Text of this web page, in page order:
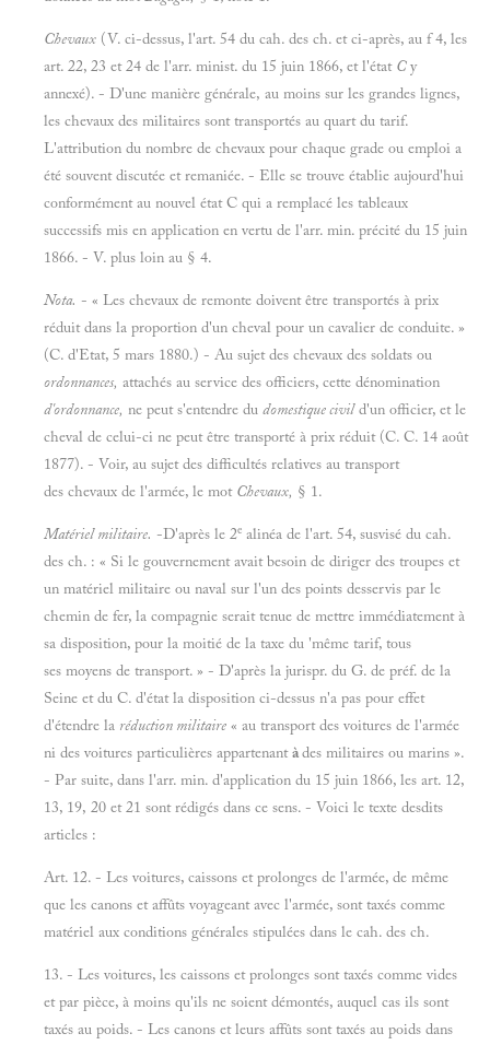
Chevaux (V. ci-dessus, l'art. 54 du cah. des ch. et ci-après, au f 4, les
art. 22, 23 et 24 de l'arr. minist. du 15 juin 1866, et l'état Cy
annexé). - D'une manière générale, au moins sur les grandes lignes,
les chevaux des militaires sont transportés au quart du tarif.
L'attribution du nombre de chevaux pour chaque grade ou emploi a
été souvent discutée et remaniée. - Elle se trouve établie aujourd'hui
conformément au nouvel état C qui a remplacé les tableaux
successifs mis en application en vertu de l'arr. min. précité du 15 juin
1866. - V. plus loin au § 4.
Nota. - « Les chevaux de remonte doivent être transportés à prix
réduit dans la proportion d'un cheval pour un cavalier de conduite. »
(C. d'Etat, 5 mars 1880.) - Au sujet des chevaux des soldats ou
ordonnances, attachés au service des officiers, cette dénomination
d'ordonnance, ne peut s'entendre du domestique civild'un officier, et le
cheval de celui-ci ne peut être transporté à prix réduit (C. C. 14 août
1877). - Voir, au sujet des difficultés relatives au transport
des chevaux de l'armée, le mot Chevaux, § 1.
Matériel militaire. -D'après le 2e alinéa de l'art. 54, susvisé du cah.
des ch. : « Si le gouvernement avait besoin de diriger des troupes et
un matériel militaire ou naval sur l'un des points desservis par le
chemin de fer, la compagnie serait tenue de mettre immédiatement à
sa disposition, pour la moitié de la taxe du 'même tarif, tous
ses moyens de transport. » - D'après la jurispr. du G. de préf. de la
Seine et du C. d'état la disposition ci-dessus n'a pas pour effet
d'étendre la réduction militaire « au transport des voitures de l'armée
ni des voitures particulières appartenantàdes militaires ou marins ».
- Par suite, dans l'arr. min. d'application du 15 juin 1866, les art. 12,
13, 19, 20 et 21 sont rédigés dans ce sens. - Voici le texte desdits
articles :
Art. 12. - Les voitures, caissons et prolonges de l'armée, de même
que les canons et affûts voyageant avec l'armée, sont taxés comme
matériel aux conditions générales stipulées dans le cah. des ch.
13. - Les voitures, les caissons et prolonges sont taxés comme vides
et par pièce, à moins qu'ils ne soient démontés, auquel cas ils sont
taxés au poids. - Les canons et leurs affûts sont taxés au poids dans